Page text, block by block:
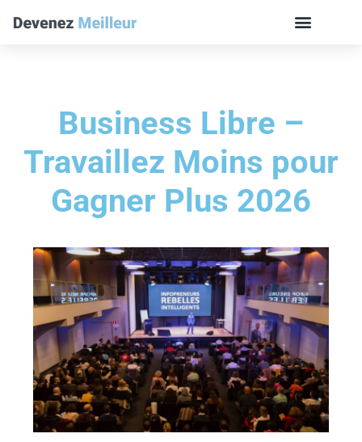
Business Libre –
Travaillez Moins pour
Gagner Plus 2026